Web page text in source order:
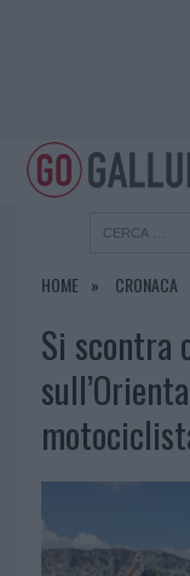
HOME CRONACA
Si scontra